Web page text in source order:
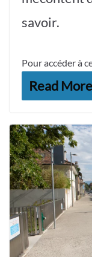
savoir.
Pour accéder à
Read More